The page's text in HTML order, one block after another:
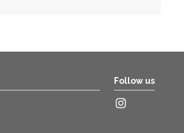
Follow us